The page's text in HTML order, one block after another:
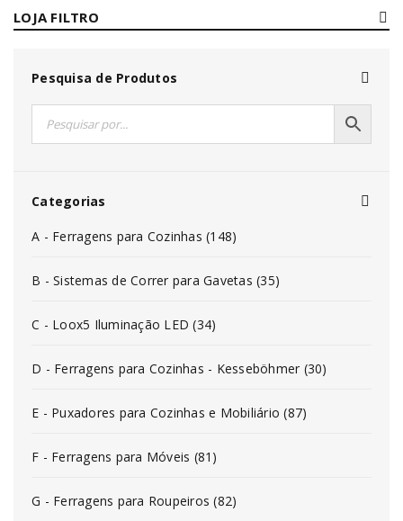
LOJA FILTRO
Pesquisa de Produtos
Categorias
A - Ferragens para Cozinhas (148)
B - Sistemas de Correr para Gavetas (35)
C - Loox5 Iluminação LED (34)
D - Ferragens para Cozinhas - Kesseböhmer (30)
E - Puxadores para Cozinhas e Mobiliário (87)
F - Ferragens para Móveis (81)
G - Ferragens para Roupeiros (82)